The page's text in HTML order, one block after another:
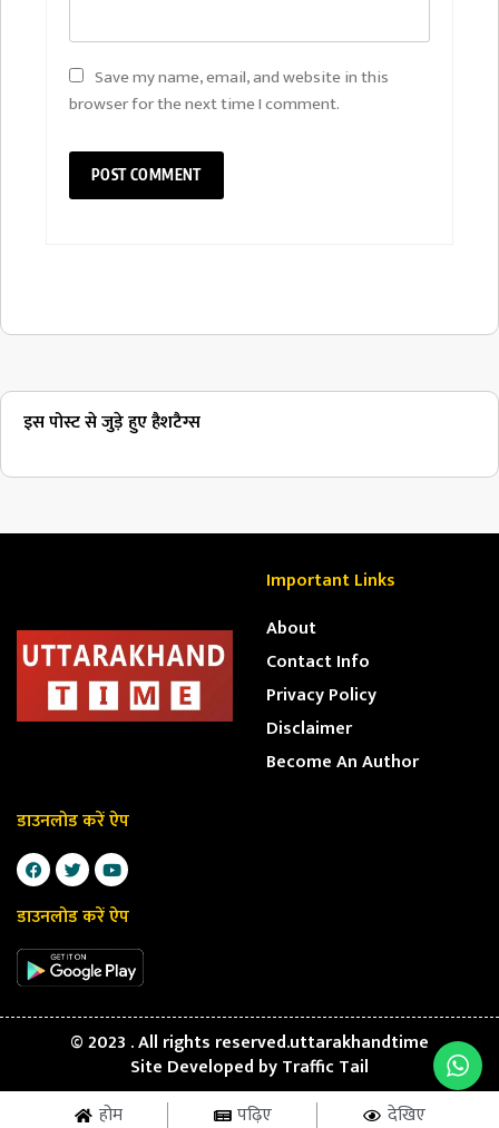
होम पढ़िए देखिए
Save my name, email, and website in this
browser for the next time I comment.
इस पोस्ट से जुड़े हुए हैशटैग्स
Important Links
About
Contact Info
Privacy Policy
Disclaimer
Become An Author
डाउनलोड करें ऐप
डाउनलोड करें ऐप
© 2023 . All rights reserved.uttarakhandtime
Site Developed byTraffic Tail